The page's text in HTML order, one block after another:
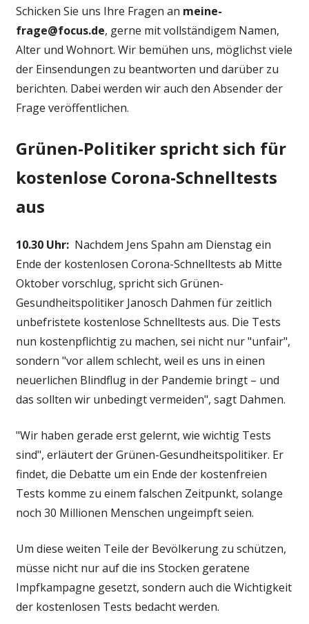
Schicken Sie uns Ihre Fragen an meine-
frage@focus.de, gerne mit vollständigem Namen,
Alter und Wohnort. Wir bemühen uns, möglichst viele
der Einsendungen zu beantworten und darüber zu
berichten. Dabei werden wir auch den Absender der
Frage veröffentlichen.
Grünen-Politiker spricht sich für
kostenlose Corona-Schnelltests
aus
10.30 Uhr: Nachdem Jens Spahn am Dienstag ein
Ende der kostenlosen Corona-Schnelltests ab Mitte
Oktober vorschlug, spricht sich Grünen-
Gesundheitspolitiker Janosch Dahmen für zeitlich
unbefristete kostenlose Schnelltests aus. Die Tests
nun kostenpflichtig zu machen, sei nicht nur "unfair",
sondern "vor allem schlecht, weil es uns in einen
neuerlichen Blindflug in der Pandemie bringt – und
das sollten wir unbedingt vermeiden", sagt Dahmen.
"Wir haben gerade erst gelernt, wie wichtig Tests
sind", erläutert der Grünen-Gesundheitspolitiker. Er
findet, die Debatte um ein Ende der kostenfreien
Tests komme zu einem falschen Zeitpunkt, solange
noch 30 Millionen Menschen ungeimpft seien.
Um diese weiten Teile der Bevölkerung zu schützen,
müsse nicht nur auf die ins Stocken geratene
Impfkampagne gesetzt, sondern auch die Wichtigkeit
der kostenlosen Tests bedacht werden.